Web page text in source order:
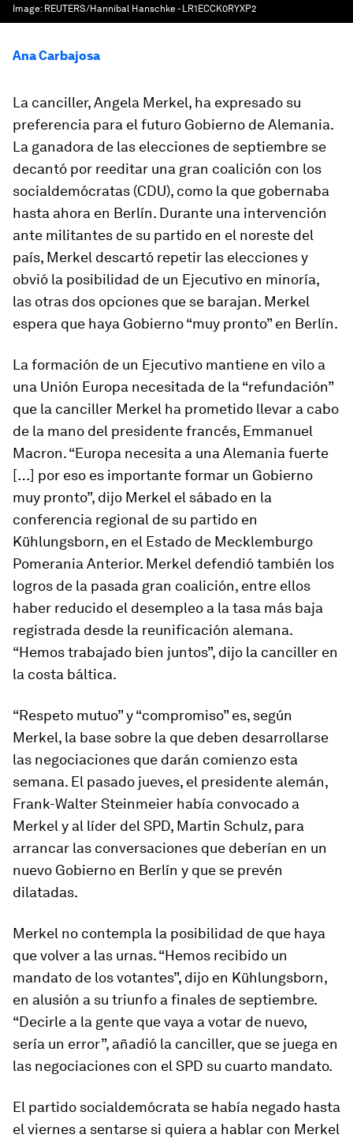
Image: REUTERS/Hannibal Hanschke - LR1ECCK0RYXP2
Ana Carbajosa
La canciller, Angela Merkel, ha expresado su
preferencia para el futuro Gobierno de Alemania.
La ganadora de las elecciones de septiembre se
decantó por reeditar una gran coalición con los
socialdemócratas (CDU), como la que gobernaba
hasta ahora en Berlín. Durante una intervención
ante militantes de su partido en el noreste del
país, Merkel descartó repetir las elecciones y
obvió la posibilidad de un Ejecutivo en minoría,
las otras dos opciones que se barajan. Merkel
espera que haya Gobierno “muy pronto” en Berlín.
La formación de un Ejecutivo mantiene en vilo a
una Unión Europa necesitada de la “refundación”
que la canciller Merkel ha prometido llevar a cabo
de la mano del presidente francés, Emmanuel
Macron. “Europa necesita a una Alemania fuerte
[…] por eso es importante formar un Gobierno
muy pronto”, dijo Merkel el sábado en la
conferencia regional de su partido en
Kühlungsborn, en el Estado de Mecklemburgo
Pomerania Anterior. Merkel defendió también los
logros de la pasada gran coalición, entre ellos
haber reducido el desempleo a la tasa más baja
registrada desde la reunificación alemana.
“Hemos trabajado bien juntos”, dijo la canciller en
la costa báltica.
“Respeto mutuo” y “compromiso” es, según
Merkel, la base sobre la que deben desarrollarse
las negociaciones que darán comienzo esta
semana. El pasado jueves, el presidente alemán,
Frank-Walter Steinmeier había convocado a
Merkel y al líder del SPD, Martin Schulz, para
arrancar las conversaciones que deberían en un
nuevo Gobierno en Berlín y que se prevén
dilatadas.
Merkel no contempla la posibilidad de que haya
que volver a las urnas. “Hemos recibido un
mandato de los votantes”, dijo en Kühlungsborn,
en alusión a su triunfo a finales de septiembre.
“Decirle a la gente que vaya a votar de nuevo,
sería un error”, añadió la canciller, que se juega en
las negociaciones con el SPD su cuarto mandato.
El partido socialdemócrata se había negado hasta
el viernes a sentarse si quiera a hablar con Merkel